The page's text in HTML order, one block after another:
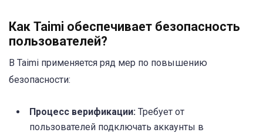
Как Taimi обеспечивает безопасность
пользователей?
В Taimi применяется ряд мер по повышению
безопасности:
Процесс верификации: Требует от
пользователей подключать аккаунты в